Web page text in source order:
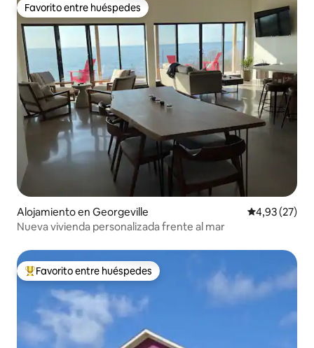
Favorito entre huéspedes
Favorito entre huéspedes
Alojamiento en Georgeville Calificación
4,93 (27)
Nueva vivienda personalizada frente al mar
Favorito entre los huéspedes más destacados
Favorito entre huéspedes